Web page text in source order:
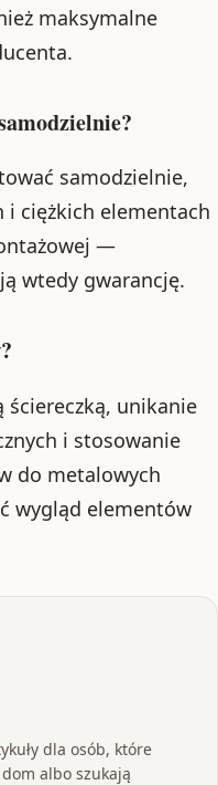
maksymalne
samodzielnie,
i ciężkich elementach
—
wtedy gwarancję.
ściereczką, unikanie
i stosowanie
do metalowych
wygląd elementów
dla osób, które
albo szukają